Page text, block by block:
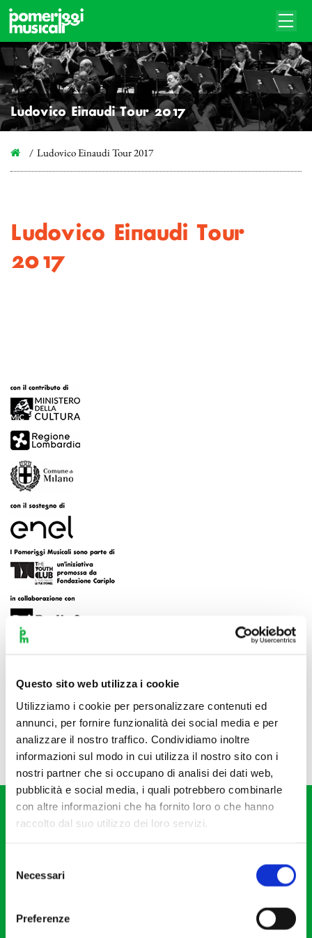
Questo sito web utilizza i cookie
Utilizziamo i cookie per personalizzare contenuti ed
annunci, per fornire funzionalità dei social media e per
analizzare il nostro traffico. Condividiamo inoltre
informazioni sul modo in cui utilizza il nostro sito con i
nostri partner che si occupano di analisi dei dati web,
pubblicità e social media, i quali potrebbero combinarle
con altre informazioni che ha fornito loro o che hanno
raccolto dal suo utilizzo dei loro servizi.
delNecessari
Preferenze
Ludovico Einaudi Tour 2017
Ludovico Einaudi Tour 2017
Ludovico Einaudi Tour
2017
20121 Milano